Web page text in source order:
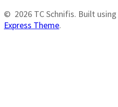
© 2026 TC Schnifis. Built
Express Theme.